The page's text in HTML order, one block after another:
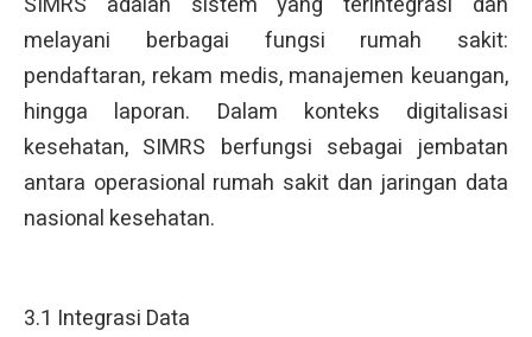
melayani berbagai fungsi rumah sakit:
pendaftaran, rekam medis, manajemen keuangan,
hingga laporan. Dalam konteks digitalisasi
kesehatan, SIMRS berfungsi sebagai jembatan
antara operasional rumah sakit dan jaringan data
nasional kesehatan.
3.1 Integrasi Data